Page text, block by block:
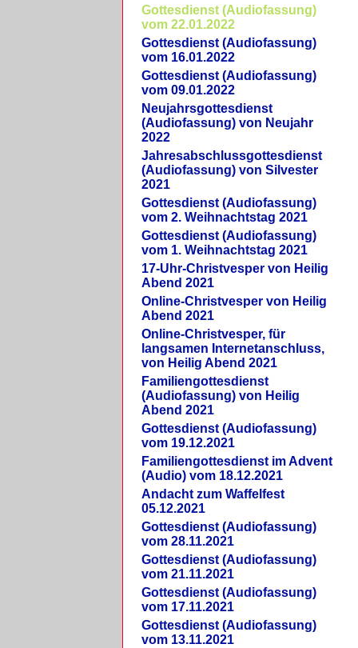
Gottesdienst (Audiofassung)
vom 22.01.2022
Gottesdienst (Audiofassung)
vom 16.01.2022
Gottesdienst (Audiofassung)
vom 09.01.2022
Neujahrsgottesdienst
(Audiofassung) von Neujahr
2022
Jahresabschlussgottesdienst
(Audiofassung) von Silvester
2021
Gottesdienst (Audiofassung)
vom 2. Weihnachtstag 2021
Gottesdienst (Audiofassung)
vom 1. Weihnachtstag 2021
17-Uhr-Christvesper von Heilig
Abend 2021
Online-Christvesper von Heilig
Abend 2021
Online-Christvesper, für
langsamen Internetanschluss,
von Heilig Abend 2021
Familiengottesdienst
(Audiofassung) von Heilig
Abend 2021
Gottesdienst (Audiofassung)
vom 19.12.2021
Familiengottesdienst im Advent
(Audio) vom 18.12.2021
Andacht zum Waffelfest
05.12.2021
Gottesdienst (Audiofassung)
vom 28.11.2021
Gottesdienst (Audiofassung)
vom 21.11.2021
Gottesdienst (Audiofassung)
vom 17.11.2021
Gottesdienst (Audiofassung)
vom 13.11.2021